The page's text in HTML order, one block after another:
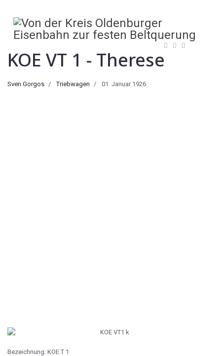
KOE VT 1 - Therese
Sven Gorgos Triebwagen 01. Januar 1926
Bezeichnung: KOE T 1